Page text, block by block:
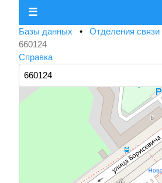
☰
Базы данных • Отделения связи
660124
Справка